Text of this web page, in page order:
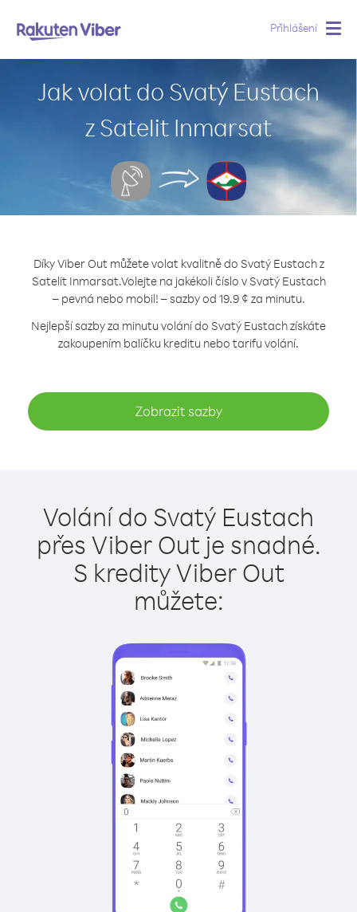
Přihlášení
Jak volat do Svatý Eustach
z Satelit Inmarsat
Díky Viber Out můžete volat kvalitně do Svatý Eustach z
Satelit Inmarsat.Volejte na jakékoli číslo v Svatý Eustach
– pevná nebo mobil! – sazby od 19.9 ¢ za minutu.
Nejlepší sazby za minutu volání do Svatý Eustach získáte
zakoupením balíčku kreditu nebo tarifu volání.
Zobrazit sazby
Volání do Svatý Eustach
přes Viber Out je snadné.
S kredity Viber Out
můžete: